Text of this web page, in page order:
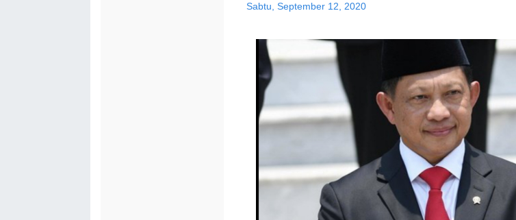
Sabtu, September 12, 2020